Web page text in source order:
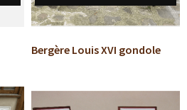
Bergère Louis XVI gondole